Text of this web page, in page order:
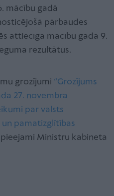
mācību gadā
pārbaudes
attiecīgā mācību gada 9.
rezultātus.
grozījumi “Grozījums
27. novembra
par valsts
pamatizglītības
pieejami Ministru kabineta